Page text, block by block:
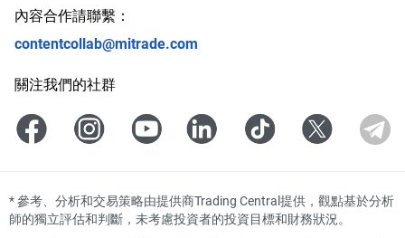
內容合作請聯繫：
contentcollab@mitrade.com
關注我們的社群
*參考、分析和交易策略由提供商Trading Central提供，觀點基於分析
師的獨立評估和判斷，未考慮投資者的投資目標和財務狀況。